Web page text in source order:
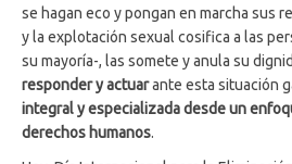
se hagan eco y pongan en marcha sus
y la explotación sexual cosifica a las
su mayoría-, las somete y anula su
responder y actuarante esta situación
integral y especializada desde un
derechos humanos.